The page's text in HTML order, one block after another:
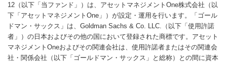
12（以下「当ファンド」）は、アセットマネジメントOne株式会社（以
下「アセットマネジメントOne」）が設定・運用を行います。「ゴール
ドマン・サックス」は、Goldman Sachs & Co. LLC.（以下「使用許諾
者」）の日本およびその他の国において登録された商標です。アセット
マネジメントOneおよびその関連会社は、使用許諾者またはその関連会
社・関係会社（以下「ゴールドマン・サックス」と総称）との間に資本